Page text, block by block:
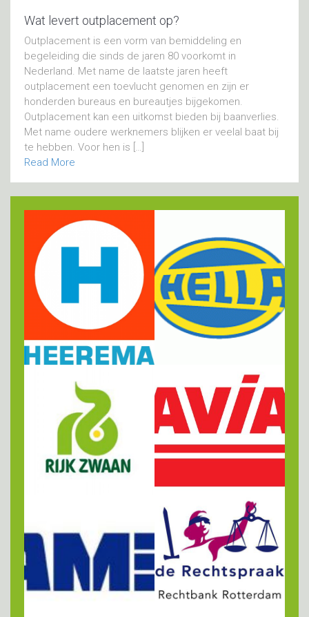
op?
Wat levert outplacement op?
Outplacement is een vorm van bemiddeling en
begeleiding die sinds de jaren 80 voorkomt in
Nederland. Met name de laatste jaren heeft
outplacement een toevlucht genomen en zijn er
honderden bureaus en bureautjes bijgekomen.
Outplacement kan een uitkomst bieden bij baanverlies.
Met name oudere werknemers blijken er veelal baat bij
te hebben. Voor hen is […]
Read More